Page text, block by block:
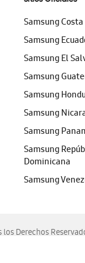
Samsung Costa
Samsung
Samsung El
Samsung
Samsung
Samsung
Samsung
Samsung
Dominicana
Samsung
Derechos